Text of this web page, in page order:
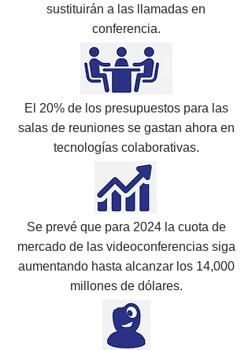
sustituirán a las llamadas en
conferencia.
El 20% de los presupuestos para las
salas de reuniones se gastan ahora en
tecnologías colaborativas.
Se prevé que para 2024 la cuota de
mercado de las videoconferencias siga
aumentando hasta alcanzar los 14,000
millones de dólares.